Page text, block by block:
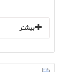
بیشتر